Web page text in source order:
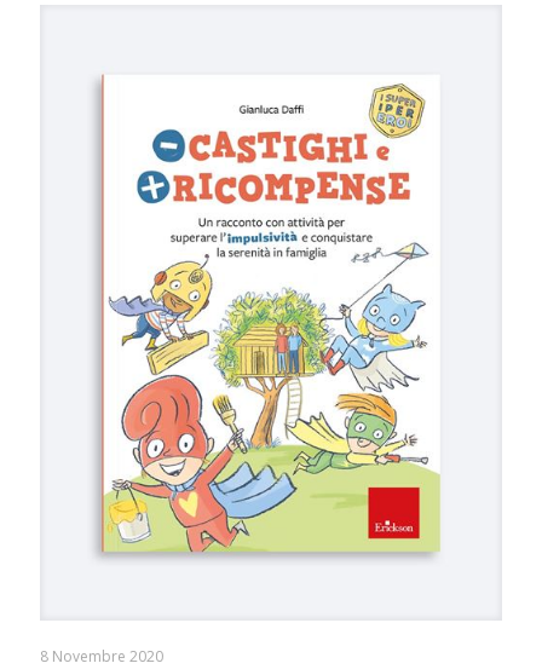
8 Novembre 2020